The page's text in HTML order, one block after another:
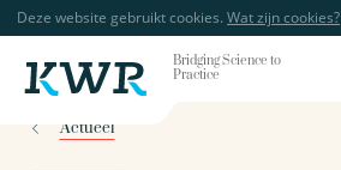
Deze website gebruikt cookies. Wat zijn cookies?
Bridging Science to
Practice
Actueel